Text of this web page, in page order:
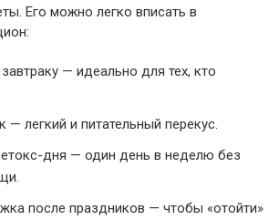
Его можно легко вписать в
— идеально для тех, кто
— легкий и питательный перекус.
дня — один день в неделю без
после праздников — чтобы «отойти»